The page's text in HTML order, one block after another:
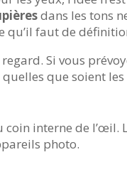
dans les tons
qu’il faut de
Si vous
que soient
interne de l’œil.
photo.